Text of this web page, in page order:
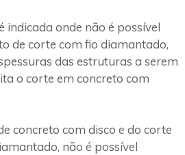
indicada onde não é possível
de corte com fio diamantado,
das estruturas a serem
o corte em concreto com
concreto com disco e do corte
não é possível